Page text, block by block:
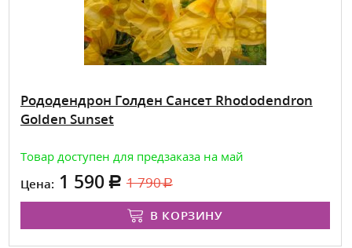
Рододендрон Голден Сансет Rhododendron
Golden Sunset
Товар доступен для предзаказа на май
Цена: 1 590 1 790
В КОРЗИНУ